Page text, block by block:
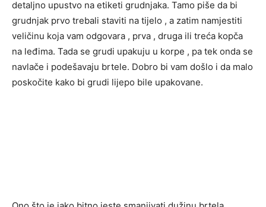
detaljno upustvo na etiketi grudnjaka. Tamo piše da bi
grudnjak prvo trebali staviti na tijelo , a zatim namjestiti
veličinu koja vam odgovara , prva , druga ili treća kopča
na leđima. Tada se grudi upakuju u korpe , pa tek onda se
navlače i podešavaju brtele. Dobro bi vam došlo i da malo
poskočite kako bi grudi lijepo bile upakovane.